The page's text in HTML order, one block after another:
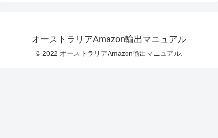
オーストラリアAmazon輸出マニュアル
© 2022 オーストラリアAmazon輸出マニュアル.